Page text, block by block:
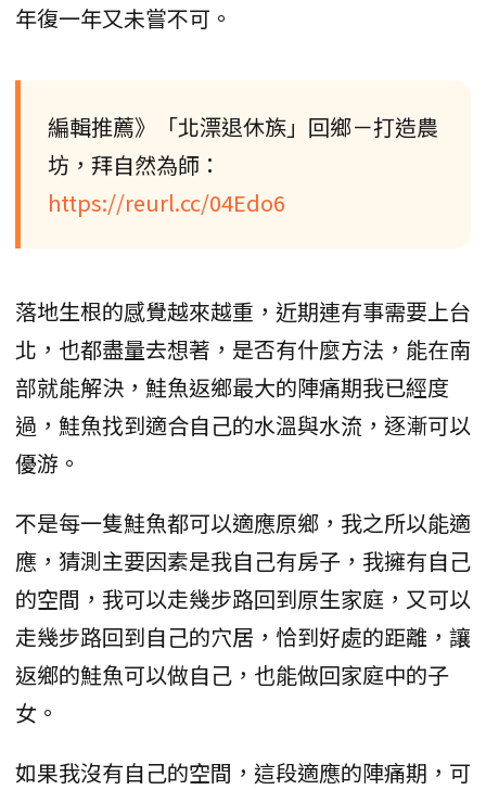
年復一年又未嘗不可。
編輯推薦》「北漂退休族」回鄉－打造農
坊，拜自然為師：
https://reurl.cc/04Edo6
落地生根的感覺越來越重，近期連有事需要上台
北，也都盡量去想著，是否有什麼方法，能在南
部就能解決，鮭魚返鄉最大的陣痛期我已經度
過，鮭魚找到適合自己的水溫與水流，逐漸可以
優游。
不是每一隻鮭魚都可以適應原鄉，我之所以能適
應，猜測主要因素是我自己有房子，我擁有自己
的空間，我可以走幾步路回到原生家庭，又可以
走幾步路回到自己的穴居，恰到好處的距離，讓
返鄉的鮭魚可以做自己，也能做回家庭中的子
女。
如果我沒有自己的空間，這段適應的陣痛期，可